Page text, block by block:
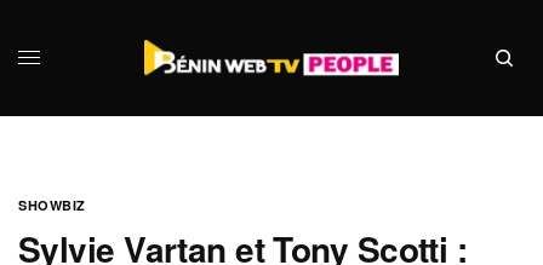
SHOWBIZ
Sylvie Vartan et Tony Scotti :